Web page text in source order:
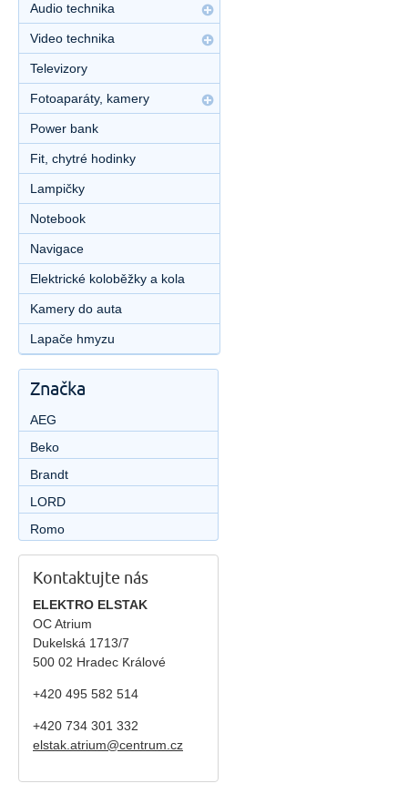
Audio technika
Video technika
Televizory
Fotoaparáty, kamery
Power bank
Fit, chytré hodinky
Lampičky
Notebook
Navigace
Elektrické koloběžky a kola
Kamery do auta
Lapače hmyzu
Značka
AEG
Beko
Brandt
LORD
Romo
Kontaktujte nás
ELEKTRO ELSTAK
OC Atrium
Dukelská 1713/7
500 02 Hradec Králové
+420 495 582 514
+420 734 301 332
elstak.atrium@centrum.cz